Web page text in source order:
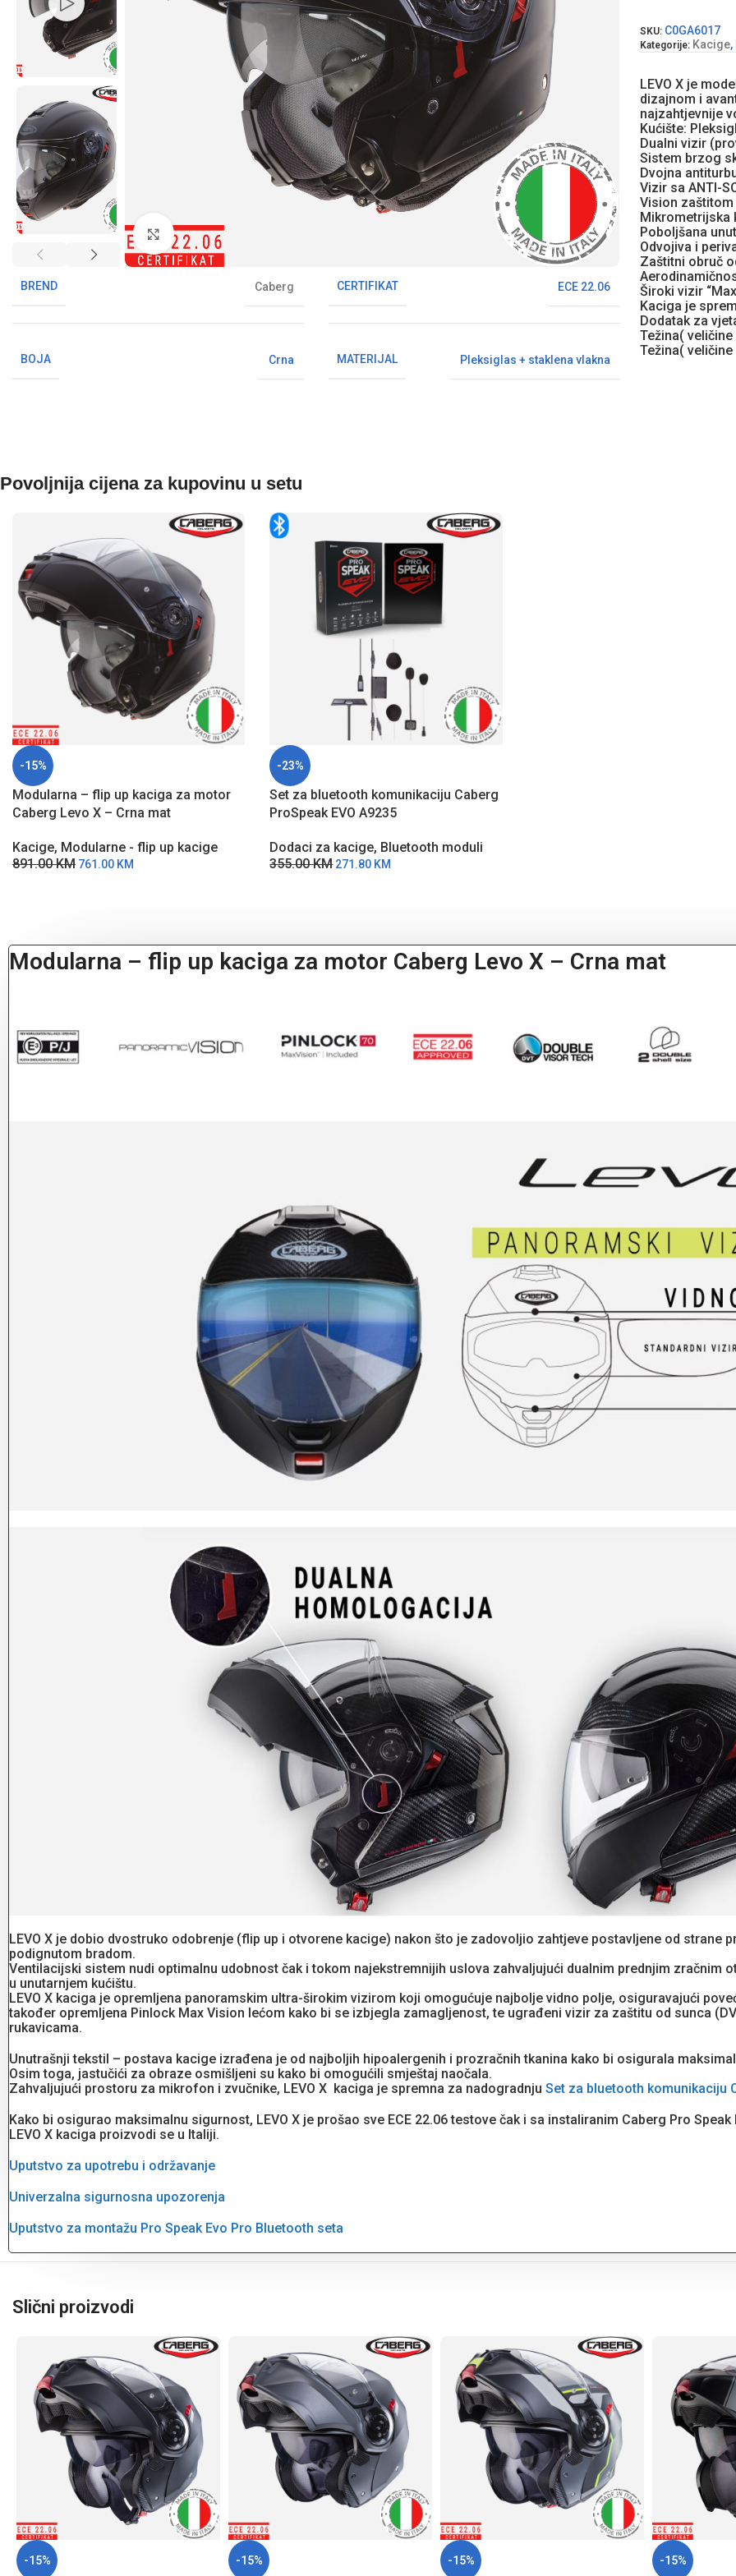
Klikni da uvećaš sliku
BREND Caberg CERTIFIKAT ECE 22.06
BOJA Crna MATERIJAL Pleksiglas + staklena vlakna
SKU: C0GA6017
Kategorije: Kacige,
LEVO X je
dizajnom i
najzahtjevnije
Kućište:
Dualni vizir
Sistem brzog
Dvojna
Vizir sa ANTI-
Vision
Mikrometrijska
Poboljšana
Odvojiva i
Zaštitni obruč
Široki vizir
Kaciga je
Dodatak za
Težina(
Težina(
Povoljnija cijena za kupovinu u setu
-15%
Modularna – flip up kaciga za motor
Caberg Levo X – Crna mat
Kacige, Modularne - flip up kacige
891.00KM 761.00 KM
-23%
Set za bluetooth komunikaciju Caberg
ProSpeak EVO A9235
Dodaci za kacige, Bluetooth moduli
355.00KM 271.80 KM
Modularna – flip up kaciga za motor Caberg Levo X – Crna mat
LEVO X je dobio dvostruko odobrenje (flip up i otvorene kacige) nakon što je zadovoljio zahtjeve postavljene od strane
podignutom bradom.
Ventilacijski sistem nudi optimalnu udobnost čak i tokom najekstremnijih uslova zahvaljujući dualnim prednjim zračnim
u unutarnjem kućištu.
LEVO X kaciga je opremljena panoramskim ultra-širokim vizirom koji omogućuje najbolje vidno polje, osiguravajući
također opremljena Pinlock Max Vision lećom kako bi se izbjegla zamagljenost, te ugrađeni vizir za zaštitu od sunca
rukavicama.
Unutrašnji tekstil – postava kacige izrađena je od najboljih hipoalergenih i prozračnih tkanina kako bi osigurala
Osim toga, jastučići za obraze osmišljeni su kako bi omogućili smještaj naočala.
Zahvaljujući prostoru za mikrofon i zvučnike, LEVO X kaciga je spremna za nadogradnju Set za bluetooth komunikaciju
Kako bi osigurao maksimalnu sigurnost, LEVO X je prošao sve ECE 22.06 testove čak i sa instaliranim Caberg Pro Speak
LEVO X kaciga proizvodi se u Italiji.
Uputstvo za upotrebu i održavanje
Univerzalna sigurnosna upozorenja
Uputstvo za montažu Pro Speak Evo Pro Bluetooth seta
Slični proizvodi
-15% -15% -15% -15%